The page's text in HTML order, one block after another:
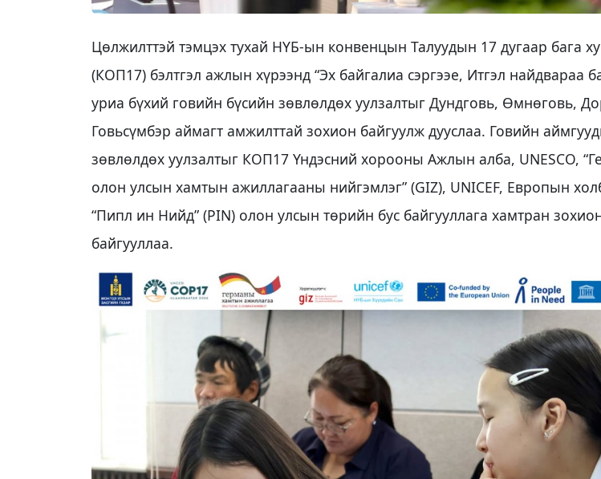
Цөлжилттэй тэмцэх тухай НҮБ-ын конвенцын Талуудын 17 дугаар бага
(КОП17) бэлтгэл ажлын хүрээнд “Эх байгалиа сэргээе, Итгэл найдвараа
уриа бүхий говийн бүсийн зөвлөлдөх уулзалтыг Дундговь, Өмнөговь,
Говьсүмбэр аймагт амжилттай зохион байгуулж дууслаа. Говийн
зөвлөлдөх уулзалтыг КОП17 Үндэсний хорооны Ажлын алба, UNESCO,
олон улсын хамтын ажиллагааны нийгэмлэг” (GIZ), UNICEF, Европын
“Пипл ин Нийд” (PIN) олон улсын төрийн бус байгууллага хамтран
байгууллаа.